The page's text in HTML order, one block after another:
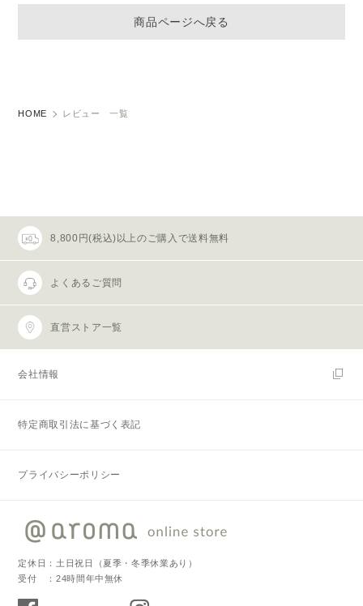
商品ページへ戻る
HOME レビュー 一覧
8,800円(税込)以上のご購入で送料無料
よくあるご質問
直営ストア一覧
会社情報
特定商取引法に基づく表記
プライバシーポリシー
定休日：土日祝日（夏季・冬季休業あり）
受付 ：24時間年中無休